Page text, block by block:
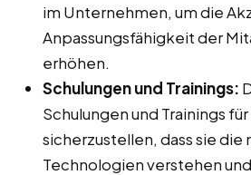
im Unternehmen, um die
Anpassungsfähigkeit der
erhöhen.
Schulungen und Trainings:
Schulungen und Trainings
sicherzustellen, dass sie die
Technologien verstehen